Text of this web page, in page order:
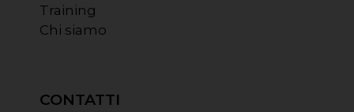
Training
Chi siamo
CONTATTI